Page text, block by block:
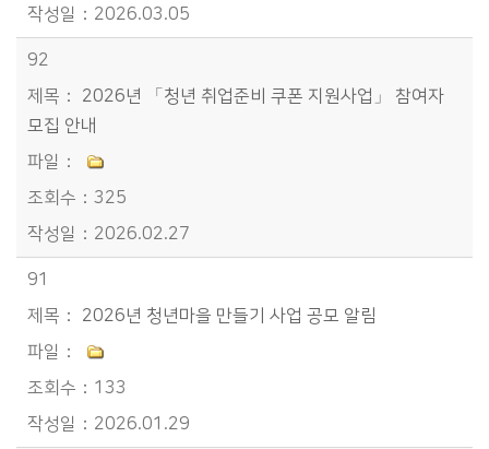
2026.03.05
92
2026년 「청년 취업준비 쿠폰 지원사업」 참여자
모집 안내
325
2026.02.27
91
2026년 청년마을 만들기 사업 공모 알림
133
2026.01.29